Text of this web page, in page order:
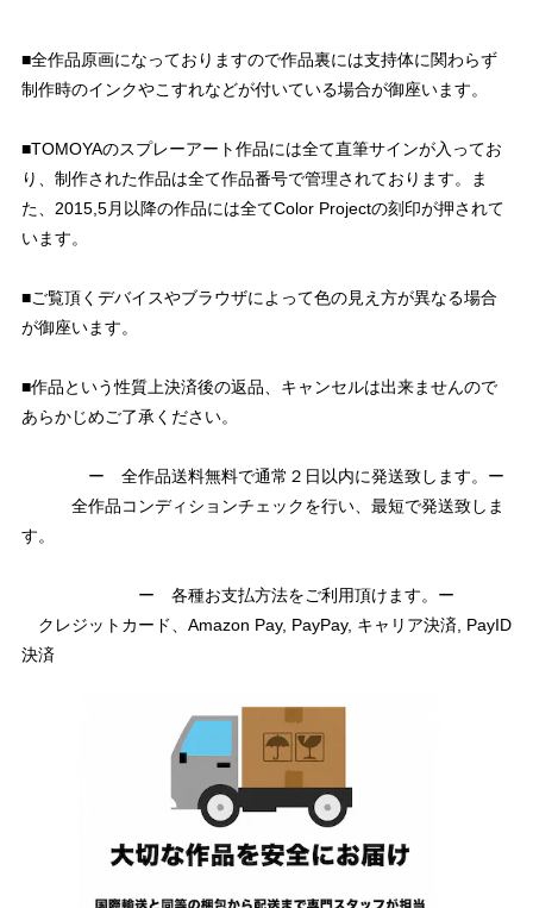
■全作品原画になっておりますので作品裏には支持体に関わらず
制作時のインクやこすれなどが付いている場合が御座います。
■TOMOYAのスプレーアート作品には全て直筆サインが入ってお
り、制作された作品は全て作品番号で管理されております。ま
た、2015,5月以降の作品には全てColor Projectの刻印が押されて
います。
■ご覧頂くデバイスやブラウザによって色の見え方が異なる場合
が御座います。
■作品という性質上決済後の返品、キャンセルは出来ませんので
あらかじめご了承ください。
ー 全作品送料無料で通常２日以内に発送致します。ー
全作品コンディションチェックを行い、最短で発送致しま
す。
ー 各種お支払方法をご利用頂けます。ー
クレジットカード、Amazon Pay, PayPay, キャリア決済, PayID
決済